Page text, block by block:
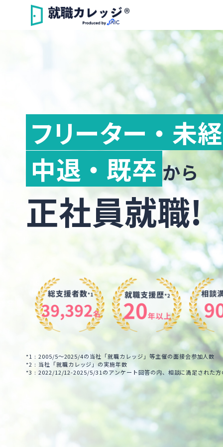
フリーター ・ 未
中退 ・ 既卒 から
正社員就職!
*1 : 2005/5～2025/4の当社「就職カレッジ」等主催の面接会参加人数
*2 : 当社「就職カレッジ」の実施年数
*3 : 2022/12/12-2025/5/31のアンケート回答の内、相談に満足された方